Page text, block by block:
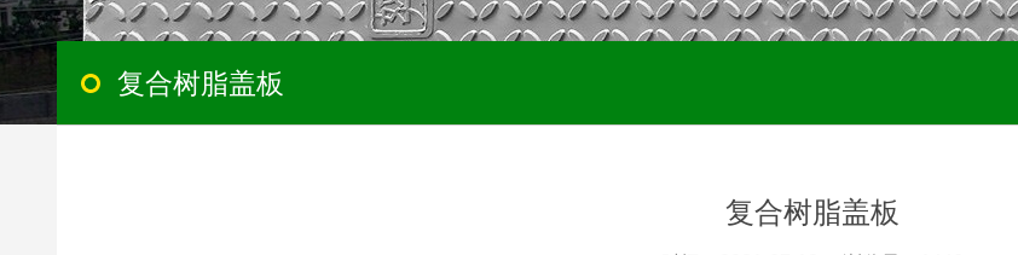
复合树脂盖板
复合树脂盖板